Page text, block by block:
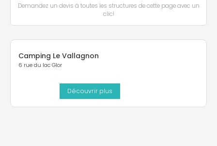
Demandez un devis à toutes les structures de cette page avec un
clic!
Camping Le Vallagnon
6 rue du lac Glor
Découvrir plus